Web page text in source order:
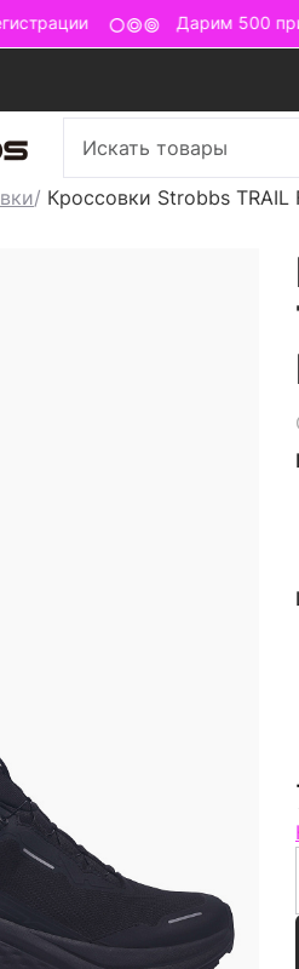
Дарим 500
/ Кроссовки Strobbs TRAIL